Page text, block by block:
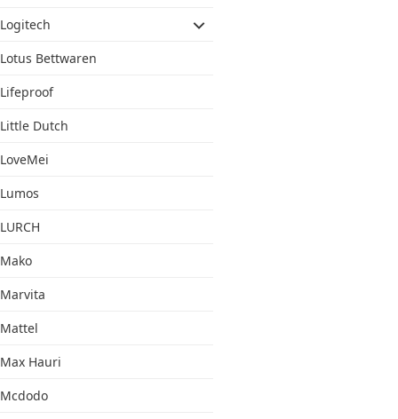
Logitech
Lotus Bettwaren
Lifeproof
Little Dutch
LoveMei
Lumos
LURCH
Mako
Marvita
Mattel
Max Hauri
Mcdodo